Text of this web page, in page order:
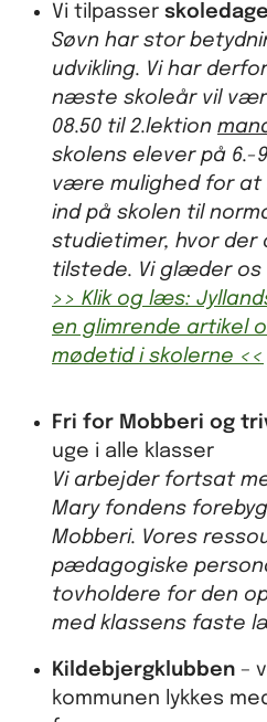
Vi tilpasser
Søvn har stor
udvikling. Vi har
næste skoleår vil
08.50 til 2.lektion
skolens elever på 6.-
være mulighed for at
ind på skolen til
studietimer, hvor
tilstede. Vi glæder
>> Klik og læs:
en glimrende artikel
mødetid i skolerne <<
Fri for Mobberi og
uge i alle klasser
Vi arbejder fortsat
Mary fondens
Mobberi. Vores
pædagogiske
tovholdere for den
med klassens faste
Kildebjergklubben –
kommunen lykkes